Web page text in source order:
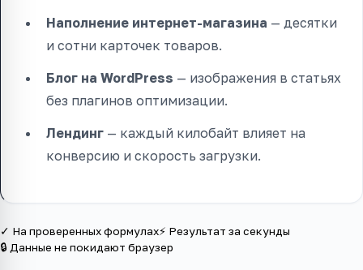
Наполнение интернет-магазина — десятки
и сотни карточек товаров.
Блог на WordPress — изображения в статьях
без плагинов оптимизации.
Лендинг — каждый килобайт влияет на
конверсию и скорость загрузки.
✓ На проверенных формулах⚡ Результат за секунды
🔒 Данные не покидают браузер